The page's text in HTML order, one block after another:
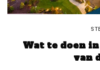
Wat te doen
van